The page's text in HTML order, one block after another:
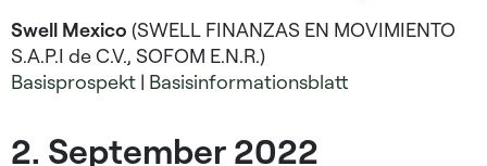
Swell Mexico (SWELL FINANZAS EN MOVIMIENTO
S.A.P.I de C.V., SOFOM E.N.R.)
Basisprospekt | Basisinformationsblatt
2. September 2022